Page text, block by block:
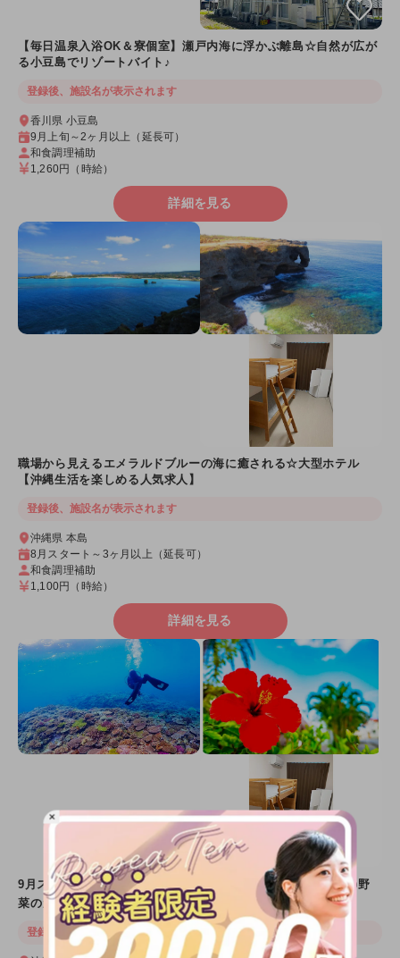
【毎日温泉入浴OK＆寮個室】瀬戸内海に浮かぶ離島☆自然が広が
る小豆島でリゾートバイト♪
登録後、施設名が表示されます
香川県 小豆島
9月上旬～2ヶ月以上（延長可）
和食調理補助
1,260円 （時給）
詳細を見る
職場から見えるエメラルドブルーの海に癒される☆大型ホテル
【沖縄生活を楽しめる人気求人】
登録後、施設名が表示されます
沖縄県 本島
8月スタート～3ヶ月以上（延長可）
和食調理補助
1,100円 （時給）
詳細を見る
9月スタート！沖縄はまだまだ真夏✨自炊レベルから応募OK👍野
菜のカットや盛り付けのお仕事です😊
登録後、施設名が表示されます
×